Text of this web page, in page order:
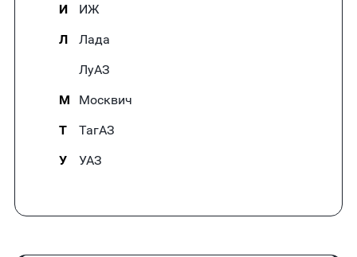
И
ИЖ
Л
Лада
ЛуАЗ
М
Москвич
Т
ТагАЗ
У
УАЗ